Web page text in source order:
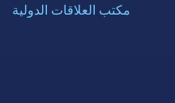
مكتب العلاقات الدولية